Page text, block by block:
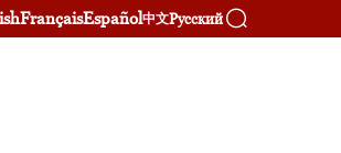
FrançaisEspañol中文Русский